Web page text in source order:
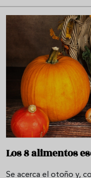
Los 8 alimentos
Se acerca el otoño y,